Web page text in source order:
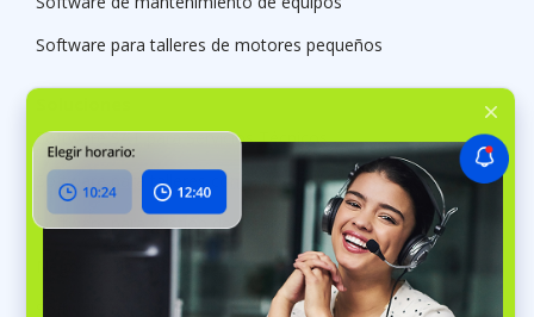
Software para talleres de motores pequeños
Software SAT para Servicios Técnicos
Software para talleres con sedes múltiples
Software para gestión de reparaciones
Negocios de servicios
Software para contratistas